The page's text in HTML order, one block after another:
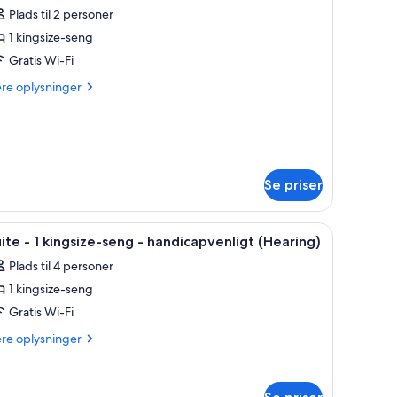
Plads til 2 personer
1 kingsize-seng
Gratis Wi-Fi
oplysninger
Se priser
skrivebord og stol. Et hotelværelse med en stor seng, et
6 - 1 kingsize-seng - handicapvenligt (Hearing)
Plads til 4 personer
1 kingsize-seng
Gratis Wi-Fi
oplysninger